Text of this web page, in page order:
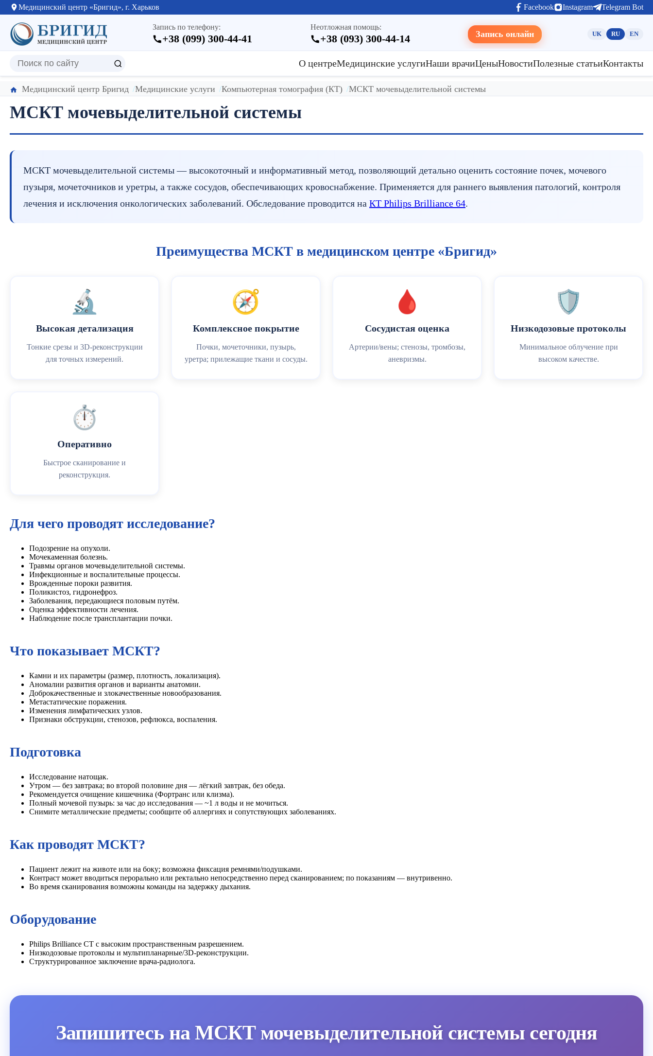
Медицинский центр «Бригид», г. Харьков Facebook Instagram Telegram Bot
Запись по телефону:
+38 (099) 300-44-41
Неотложная помощь:
+38 (093) 300-44-14 Запись онлайн UK RU EN
О центреМедицинские услугиНаши врачиЦеныНовостиПолезные статьиКонтакты
Медицинский центр Бригид Медицинские услуги Компьютерная томография (КТ) МСКТ мочевыделительной системы
МСКТ мочевыделительной системы
МСКТ мочевыделительной системы — высокоточный и информативный метод, позволяющий детально оценить состояние почек, мочевого
пузыря, мочеточников и уретры, а также сосудов, обеспечивающих кровоснабжение. Применяется для раннего выявления патологий, контроля
лечения и исключения онкологических заболеваний. Обследование проводится на КТ Philips Brilliance 64.
Преимущества МСКТ в медицинском центре «Бригид»
🔬
Высокая детализация
Тонкие срезы и 3D‑реконструкции
для точных измерений.
🧭
Комплексное покрытие
Почки, мочеточники, пузырь,
уретра; прилежащие ткани и сосуды.
🩸
Сосудистая оценка
Артерии/вены; стенозы, тромбозы,
аневризмы.
🛡️
Низкодозовые протоколы
Минимальное облучение при
высоком качестве.
⏱️
Оперативно
Быстрое сканирование и
реконструкция.
Для чего проводят исследование?
Подозрение на опухоли.
Мочекаменная болезнь.
Травмы органов мочевыделительной системы.
Инфекционные и воспалительные процессы.
Врожденные пороки развития.
Поликистоз, гидронефроз.
Заболевания, передающиеся половым путём.
Оценка эффективности лечения.
Наблюдение после трансплантации почки.
Что показывает МСКТ?
Камни и их параметры (размер, плотность, локализация).
Аномалии развития органов и варианты анатомии.
Доброкачественные и злокачественные новообразования.
Метастатические поражения.
Изменения лимфатических узлов.
Признаки обструкции, стенозов, рефлюкса, воспаления.
Подготовка
Исследование натощак.
Утром — без завтрака; во второй половине дня — лёгкий завтрак, без обеда.
Рекомендуется очищение кишечника (Фортранс или клизма).
Полный мочевой пузырь: за час до исследования — ~1 л воды и не мочиться.
Снимите металлические предметы; сообщите об аллергиях и сопутствующих заболеваниях.
Как проводят МСКТ?
Пациент лежит на животе или на боку; возможна фиксация ремнями/подушками.
Контраст может вводиться перорально или ректально непосредственно перед сканированием; по показаниям — внутривенно.
Во время сканирования возможны команды на задержку дыхания.
Оборудование
Philips Brilliance CT с высоким пространственным разрешением.
Низкодозовые протоколы и мультипланарные/3D‑реконструкции.
Структурированное заключение врача‑радиолога.
Запишитесь на МСКТ мочевыделительной системы сегодня